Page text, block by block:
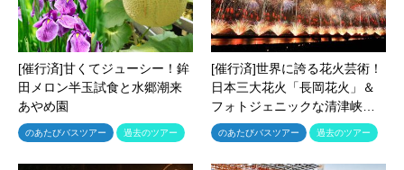
[催行済]甘くてジューシー！鉾
田メロン半玉試食と水郷潮来
あやめ園
のあたびバスツアー 過去のツアー
[催行済]世界に誇る花火芸術！
日本三大花火「長岡花火」＆
フォトジェニックな清津峡…
のあたびバスツアー 過去のツアー